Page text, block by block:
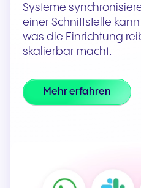
Systeme
einer Schnittstelle
was die Einrichtung
skalierbar macht.
Mehr erfahren